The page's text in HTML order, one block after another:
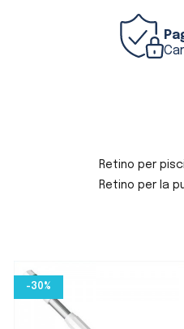
Retino per
Retino per la
-30%